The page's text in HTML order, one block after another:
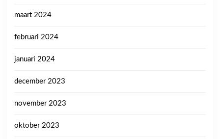
maart 2024
februari 2024
januari 2024
december 2023
november 2023
oktober 2023